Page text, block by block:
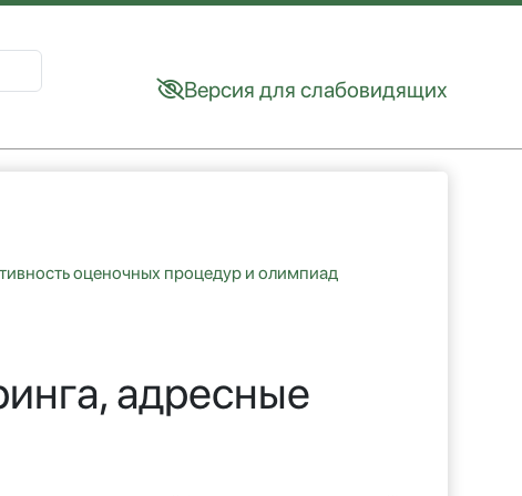
results.
Версия для слабовидящих
оценочных процедур и олимпиад
адресные